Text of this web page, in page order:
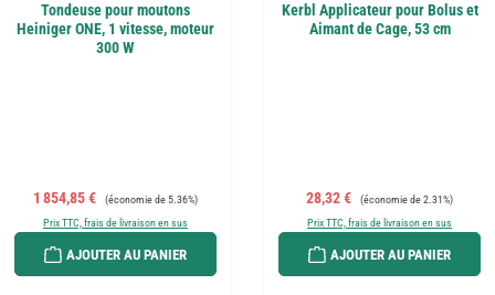
Tondeuse pour moutons
Heiniger ONE, 1 vitesse, moteur
300 W
Prix de vente :
1 854,85 € Prix régulier :
(économie de 5.36%)
Prix TTC, frais de livraison en sus
AJOUTER AU PANIER
Kerbl Applicateur pour Bolus et
Aimant de Cage, 53 cm
Prix de vente :
28,32 € Prix régulier :
(économie de 2.31%)
Prix TTC, frais de livraison en sus
AJOUTER AU PANIER